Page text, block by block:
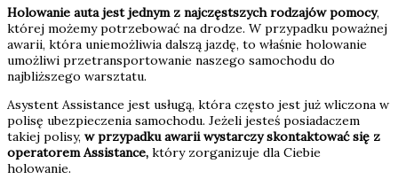
Holowanie auta jest jednym z najczęstszych rodzajów pomocy,
której możemy potrzebować na drodze. W przypadku poważnej
awarii, która uniemożliwia dalszą jazdę, to właśnie holowanie
umożliwi przetransportowanie naszego samochodu do
najbliższego warsztatu.
Asystent Assistance jest usługą, która często jest już wliczona w
polisę ubezpieczenia samochodu. Jeżeli jesteś posiadaczem
takiej polisy, w przypadku awarii wystarczy skontaktować się z
operatorem Assistance, który zorganizuje dla Ciebie
holowanie.